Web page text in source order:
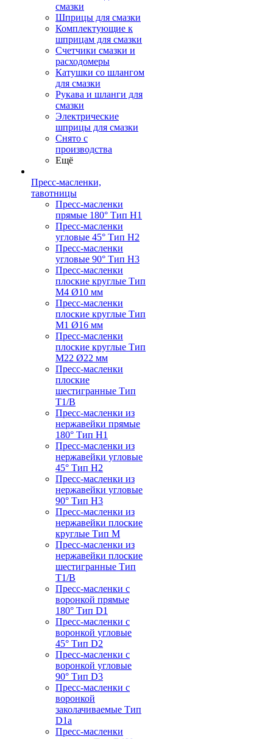
смазки
Шприцы для смазки
Комплектующие к
шприцам для смазки
Счетчики смазки и
расходомеры
Катушки со шлангом
для смазки
Рукава и шланги для
смазки
Электрические
шприцы для смазки
Снято с
производства
Ещё
Пресс-масленки,
тавотницы
Пресс-масленки
прямые 180° Тип H1
Пресс-масленки
угловые 45° Тип H2
Пресс-масленки
угловые 90° Тип H3
Пресс-масленки
плоские круглые Тип
M4 Ø10 мм
Пресс-масленки
плоские круглые Тип
M1 Ø16 мм
Пресс-масленки
плоские круглые Тип
M22 Ø22 мм
Пресс-масленки
плоские
шестигранные Тип
T1/B
Пресс-масленки из
нержавейки прямые
180° Тип H1
Пресс-масленки из
нержавейки угловые
45° Тип H2
Пресс-масленки из
нержавейки угловые
90° Тип H3
Пресс-масленки из
нержавейки плоские
круглые Тип M
Пресс-масленки из
нержавейки плоские
шестигранные Тип
T1/B
Пресс-масленки с
воронкой прямые
180° Тип D1
Пресс-масленки с
воронкой угловые
45° Тип D2
Пресс-масленки с
воронкой угловые
90° Тип D3
Пресс-масленки с
воронкой
заколачиваемые Тип
D1a
Пресс-масленки